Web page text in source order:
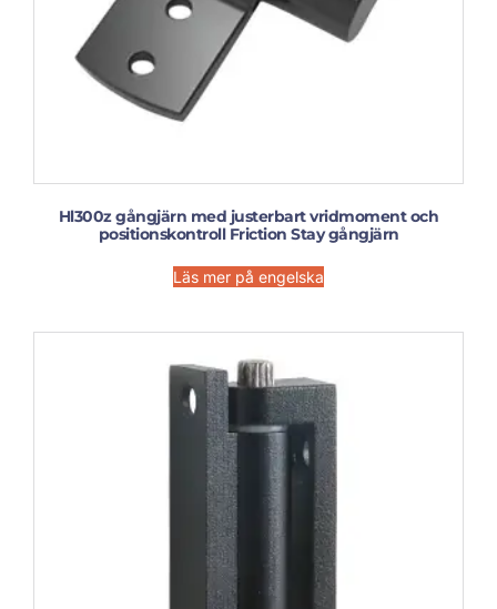
Hl300z gångjärn med justerbart vridmoment och
positionskontroll Friction Stay gångjärn
Läs mer på engelska